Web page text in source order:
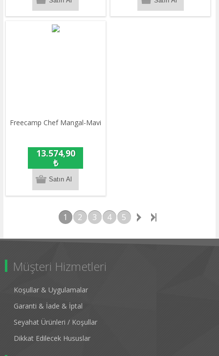
Freecamp Chef Mangal-Mavi
13.574,90
₺
1 2 3 4 5
Müşteri Hizmetleri
Koşullar & Uygulamalar
Garanti & İade & İptal
Seyahat Ürünleri / Koşullar
Dikkat Edilecek Hususlar